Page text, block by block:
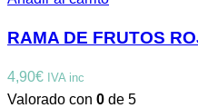
RAMA DE FRUTOS
4,90€ IVA inc
Valorado con 0 de 5